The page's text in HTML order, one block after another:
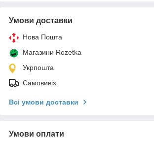
Умови доставки
Нова Пошта
Магазини Rozetka
Укрпошта
Самовивіз
Всі умови доставки
Умови оплати